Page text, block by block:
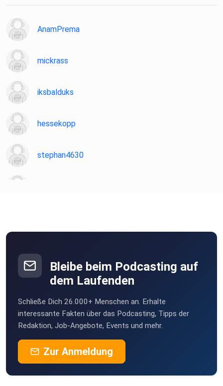
AnamPrema
mickrass
iksbalduks
hessekopp
stephan4630
Reikiblume
max3101
geraldu
Bleibe beim Podcasting auf
dem Laufenden
Schließe Dich 26.000+ Menschen an. Erhalte
interessante Fakten über das Podcasting, Tipps der
Redaktion, Job-Angebote, Events und mehr.
Zur Anmeldung